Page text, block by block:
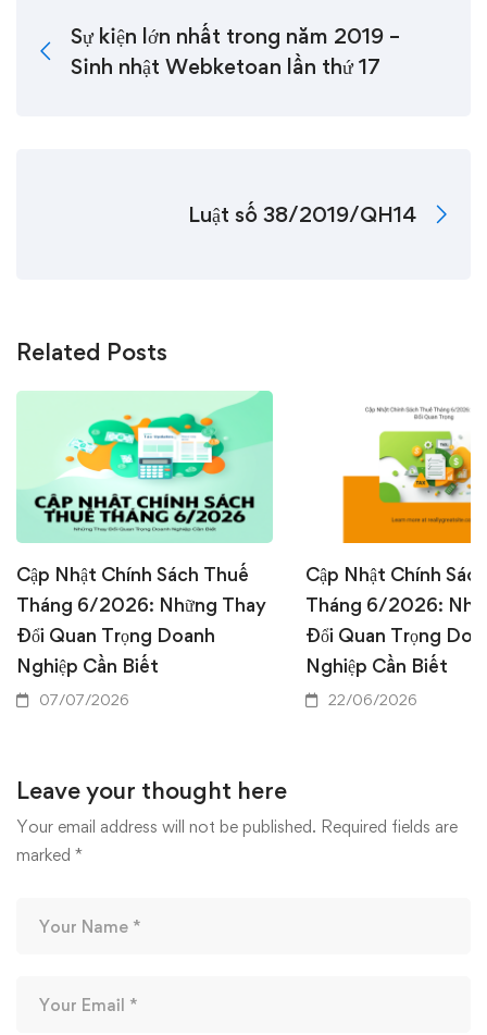
Sự kiện lớn nhất trong năm 2019 –
Sinh nhật Webketoan lần thứ 17
Luật số 38/2019/QH14
Related Posts
Cập Nhật Chính Sách Thuế
Tháng 6/2026: Những Thay
Đổi Quan Trọng Doanh
Nghiệp Cần Biết
07/07/2026
Cập Nhật Chính
Tháng 6/2026:
Đổi Quan Trọng
Nghiệp Cần Biết
22/06/2026
Leave your thought here
Your email address will not be published. Required fields are
marked *